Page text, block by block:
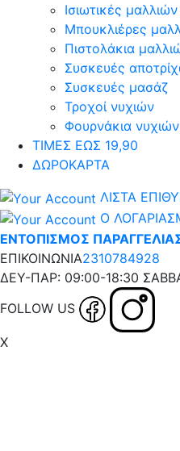
Ισιωτικές
Μπουκλιέρες
Πιστολάκια
Συσκευές
Συσκευές μασάζ
Τροχοί νυχιών
Φουρνάκια νυχιών
ΤΙΜΕΣ ΕΩΣ 19,90
ΔΩΡΟΚΑΡΤΑ
ΛΙΣΤΑ
Ο
ΕΝΤΟΠΙΣΜΟΣ
ΕΠΙΚΟΙΝΩΝΙΑ2310784928
ΔΕΥ-ΠΑΡ: 09:00-18:30
FOLLOW US
X